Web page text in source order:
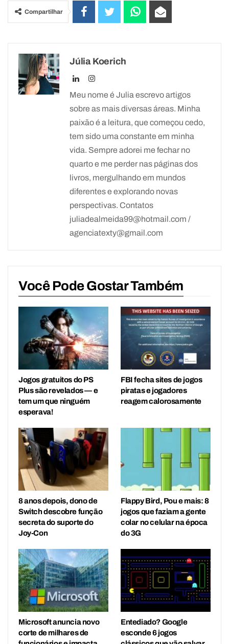
Compartilhar
Júlia Koerich
Meu nome é Julia escrevo artigos
sobre as mais diversas áreas. Minha
paixão é a leitura, que começou cedo,
tem sido uma constante em minha
vida. Sempre adorei me fechar no
quarto e me perder nas páginas dos
livros, mergulhando em mundos
diferentes e explorando novas
perspectivas. Contatos
juliadealmeida99@hotmail.com /
agenciatexty@gmail.com
Você Pode Gostar Também
Jogos gratuitos do PS
Plus são revelados — e
tem um que ninguém
esperava!
FBI fecha sites de jogos
piratas e jogadores
reagem calorosamente
8 anos depois, dono de
Switch descobre função
secreta do suporte do
Joy-Con
Flappy Bird, Pou e mais: 8
jogos que faziam a gente
colar no celular na época
do 3G
Microsoft anuncia novo
corte de milhares de
Entediado? Google
esconde 6 jogos